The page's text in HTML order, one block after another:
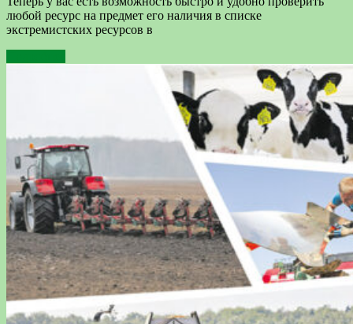
любой ресурс на предмет его наличия в списке
экстремистских ресурсов в